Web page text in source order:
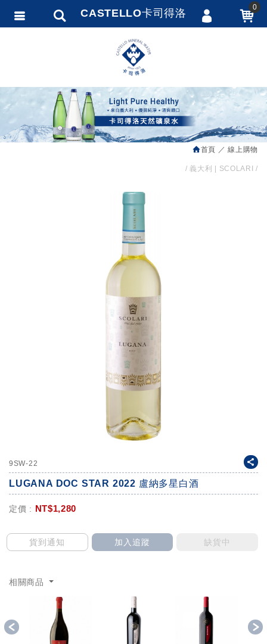
首頁 線上購物
義大利 | SCOLARI
9SW-22
LUGANA DOC STAR 2022 盧納多星白酒
定價 : NT$1,280
貨到通知 加入追蹤 缺貨中
相關商品
Previous
CASTELLO卡司得洛 0
會員登入
會員註冊
訂單查詢
追蹤清單
繁體中文